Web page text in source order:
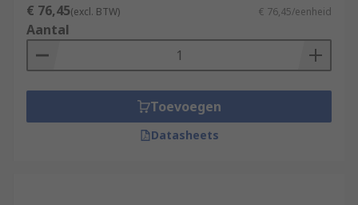
€ 76,45(excl. BTW) € 76,45/eenheid
Aantal
Toevoegen
Datasheets